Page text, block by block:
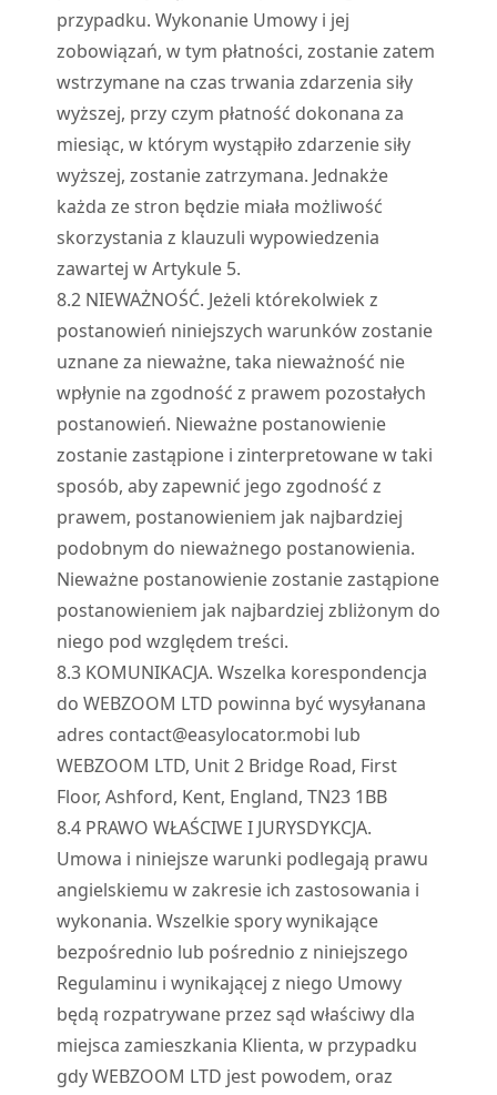
przypadku. Wykonanie Umowy i jej
zobowiązań, w tym płatności, zostanie zatem
wstrzymane na czas trwania zdarzenia siły
wyższej, przy czym płatność dokonana za
miesiąc, w którym wystąpiło zdarzenie siły
wyższej, zostanie zatrzymana. Jednakże
każda ze stron będzie miała możliwość
skorzystania z klauzuli wypowiedzenia
zawartej w Artykule 5.
8.2NIEWAŻNOŚĆ. Jeżeli którekolwiek z
postanowień niniejszych warunków zostanie
uznane za nieważne, taka nieważność nie
wpłynie na zgodność z prawem pozostałych
postanowień. Nieważne postanowienie
zostanie zastąpione i zinterpretowane w taki
sposób, aby zapewnić jego zgodność z
prawem, postanowieniem jak najbardziej
podobnym do nieważnego postanowienia.
Nieważne postanowienie zostanie zastąpione
postanowieniem jak najbardziej zbliżonym do
niego pod względem treści.
8.3KOMUNIKACJA. Wszelka korespondencja
do WEBZOOM LTD powinna być wysyłanana
adres contact@easylocator.mobi lub
WEBZOOM LTD, Unit 2 Bridge Road, First
Floor, Ashford, Kent, England, TN23 1BB
8.4PRAWO WŁAŚCIWE I JURYSDYKCJA.
Umowa i niniejsze warunki podlegają prawu
angielskiemu w zakresie ich zastosowania i
wykonania. Wszelkie spory wynikające
bezpośrednio lub pośrednio z niniejszego
Regulaminu i wynikającej z niego Umowy
będą rozpatrywane przez sąd właściwy dla
miejsca zamieszkania Klienta, w przypadku
gdy WEBZOOM LTD jest powodem, oraz